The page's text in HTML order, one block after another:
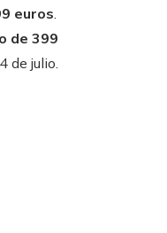
euros.
de 399
de julio.